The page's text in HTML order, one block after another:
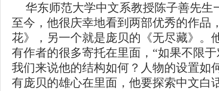
华东师范大学中文系教授陈子善先生
至今，他很庆幸地看到两部优秀的作品
花》，另一个就是庞贝的《无尽藏》。
有作者的很多寄托在里面，“如果不限
我们来说他的结构如何？人物的设置如
有庞贝的雄心在里面，他要探索中文白